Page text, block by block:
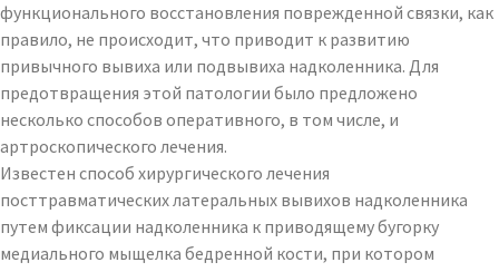
функционального восстановления поврежденной связки, как
правило, не происходит, что приводит к развитию
привычного вывиха или подвывиха надколенника. Для
предотвращения этой патологии было предложено
несколько способов оперативного, в том числе, и
артроскопического лечения.
Известен способ хирургического лечения
посттравматических латеральных вывихов надколенника
путем фиксации надколенника к приводящему бугорку
медиального мыщелка бедренной кости, при котором